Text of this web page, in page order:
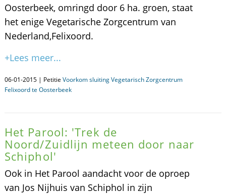
Oosterbeek, omringd door 6 ha. groen, staat
het enige Vegetarische Zorgcentrum van
Nederland,Felixoord.
+Lees meer...
06-01-2015 | Petitie Voorkom sluiting Vegetarisch Zorgcentrum
Felixoord te Oosterbeek
Het Parool: 'Trek de
Noord/Zuidlijn meteen door naar
Schiphol'
Ook in Het Parool aandacht voor de oproep
van Jos Nijhuis van Schiphol in zijn